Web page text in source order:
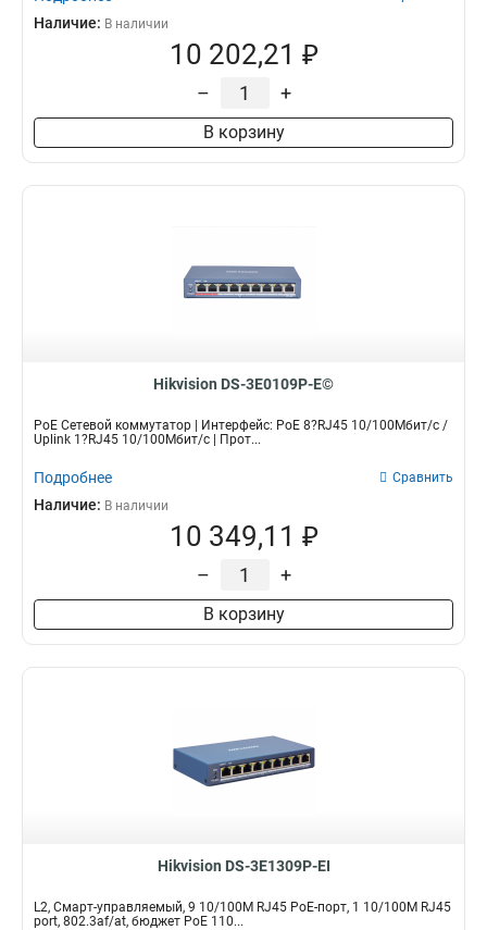
Наличие: В наличии
10 202,21 ₽
– +
В корзину
Hikvision DS-3E0109P-E©
PoE Сетевой коммутатор | Интерфейс: PoE 8?RJ45 10/100Мбит/с /
Uplink 1?RJ45 10/100Мбит/с | Прот...
Подробнее Сравнить
Наличие: В наличии
10 349,11 ₽
– +
В корзину
Hikvision DS-3E1309P-EI
L2, Смарт-управляемый, 9 10/100M RJ45 PoE-порт, 1 10/100M RJ45
port, 802.3af/at, бюджет PoE 110...